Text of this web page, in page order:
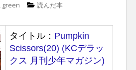
green 読んだ本
タイトル： Pumpkin
Scissors(20) (KCデラッ
クス 月刊少年マガジン)